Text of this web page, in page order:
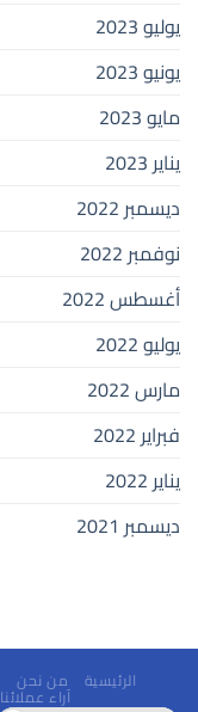
يوليو 2023
يونيو 2023
مايو 2023
يناير 2023
ديسمبر 2022
نوفمبر 2022
أغسطس 2022
يوليو 2022
مارس 2022
فبراير 2022
يناير 2022
ديسمبر 2021
الرئيسية من نحن
آراء عملائنا